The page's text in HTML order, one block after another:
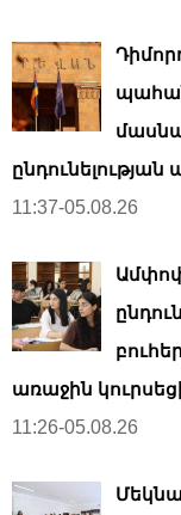
ընդունելության
11:37-05.08.26
առաջին
11:26-05.08.26